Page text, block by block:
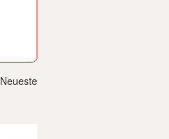
Neueste